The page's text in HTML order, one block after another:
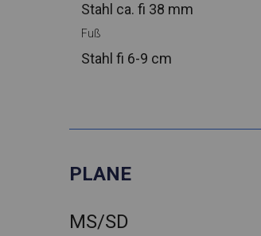
Stahl ca. fi 38 mm
Fuß
Stahl fi 6-9 cm
PLANE
MS/SD